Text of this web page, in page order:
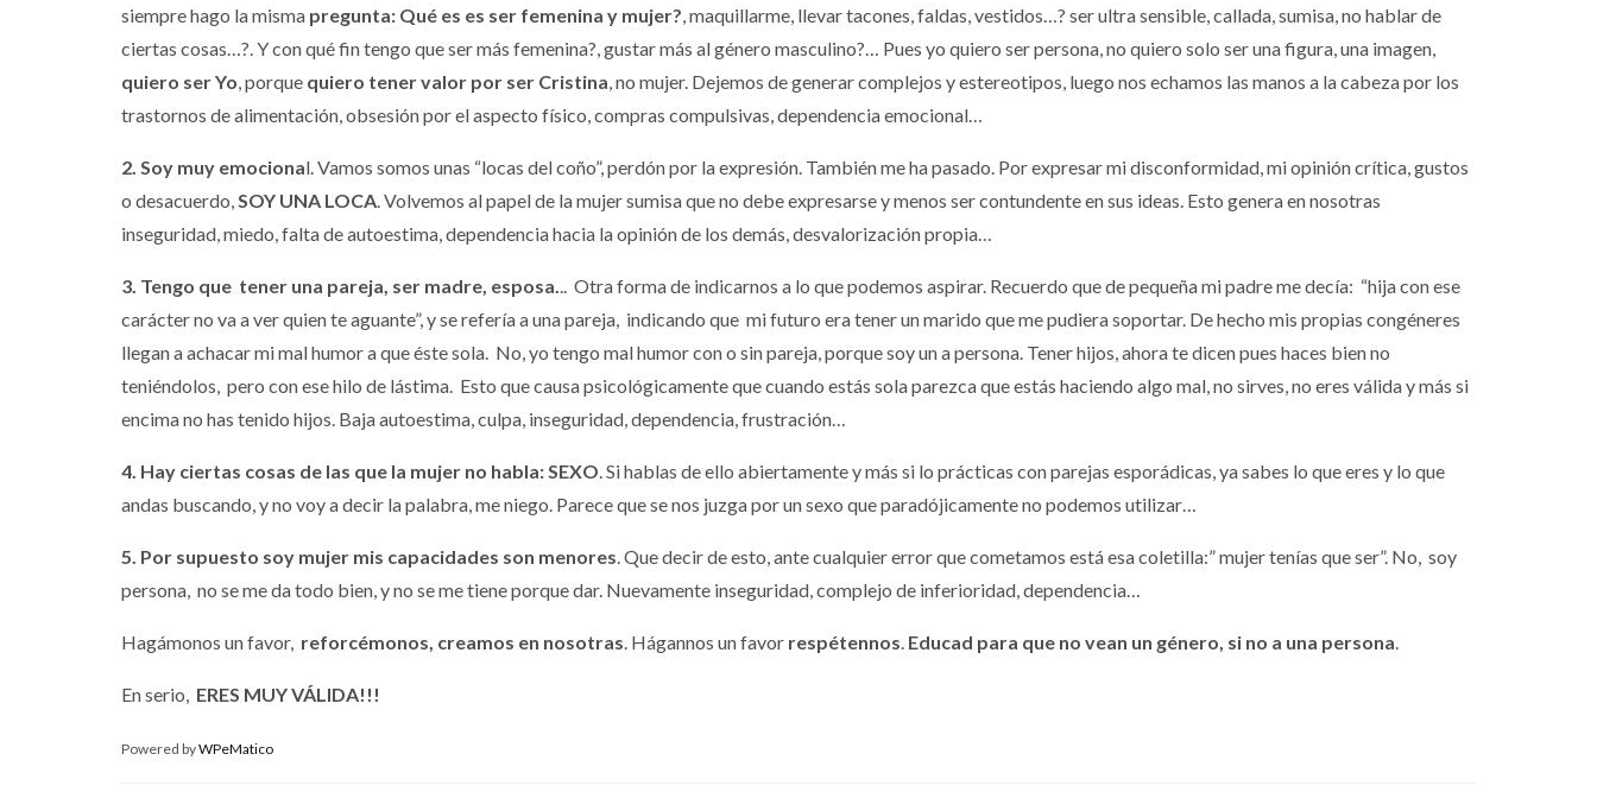
siempre hago la misma pregunta: Qué es es ser femenina y mujer?, maquillarme, llevar tacones, faldas, vestidos…? ser ultra sensible, callada, sumisa, no hablar de
ciertas cosas…?. Y con qué fin tengo que ser más femenina?, gustar más al género masculino?… Pues yo quiero ser persona, no quiero solo ser una figura, una imagen,
quiero ser Yo, porque quiero tener valor por ser Cristina, no mujer. Dejemos de generar complejos y estereotipos, luego nos echamos las manos a la cabeza por los
trastornos de alimentación, obsesión por el aspecto físico, compras compulsivas, dependencia emocional…
2. Soy muy emocional. Vamos somos unas “locas del coño”, perdón por la expresión. También me ha pasado. Por expresar mi disconformidad, mi opinión crítica, gustos
o desacuerdo,SOY UNA LOCA. Volvemos al papel de la mujer sumisa que no debe expresarse y menos ser contundente en sus ideas. Esto genera en nosotras
inseguridad, miedo, falta de autoestima, dependencia hacia la opinión de los demás, desvalorización propia…
3. Tengo que tener una pareja, ser madre, esposa... Otra forma de indicarnos a lo que podemos aspirar. Recuerdo que de pequeña mi padre me decía: “hija con ese
carácter no va a ver quien te aguante”, y se refería a una pareja, indicando que mi futuro era tener un marido que me pudiera soportar. De hecho mis propias congéneres
llegan a achacar mi mal humor a que éste sola. No, yo tengo mal humor con o sin pareja, porque soy un a persona. Tener hijos, ahora te dicen pues haces bien no
teniéndolos, pero con ese hilo de lástima. Esto que causa psicológicamente que cuando estás sola parezca que estás haciendo algo mal, no sirves, no eres válida y más si
encima no has tenido hijos. Baja autoestima, culpa, inseguridad, dependencia, frustración…
4. Hay ciertas cosas de las que la mujer no habla: SEXO. Si hablas de ello abiertamente y más si lo prácticas con parejas esporádicas, ya sabes lo que eres y lo que
andas buscando, y no voy a decir la palabra, me niego. Parece que se nos juzga por un sexo que paradójicamente no podemos utilizar…
5. Por supuesto soy mujer mis capacidades son menores. Que decir de esto, ante cualquier error que cometamos está esa coletilla:” mujer tenías que ser”. No, soy
persona, no se me da todo bien, y no se me tiene porque dar. Nuevamente inseguridad, complejo de inferioridad, dependencia…
Hagámonos un favor, reforcémonos, creamos en nosotras. Hágannos un favor respétennos. Educad para que no vean un género, si no a una persona.
En serio, ERES MUY VÁLIDA!!!
Powered byWPeMatico